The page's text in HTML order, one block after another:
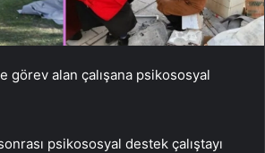
görev alan çalışana psikososyal
psikososyal destek çalıştayı